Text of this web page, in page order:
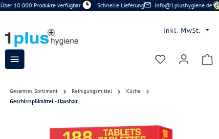
Zum Hauptinhalt springen
10.000 Produkte verfügbar Schnelle Lieferung info@1plushygiene.de
inkl. MwSt.
Du hast 0
Gesamtes Sortiment Reinigungsmittel
Küche
Geschirrspülmittel - Haushalt